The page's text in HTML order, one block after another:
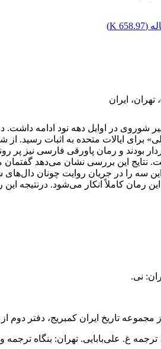
(
658.97 K
)
ایران
شد و تا فروپاشی اتحاد جماهیر شوروی در اوایل
و رمان پاورقی فارسی نیز پر
این بررسی نشان می‌دهد گفتمان
سه را در جریان روایت چونان
رمان کاملاً انکار می‌شود. درنتیجه
نی.
مجموعه تاریخ ایران کمبریج، دفتر دوم
ترجمه غ. علی‌بابایی. تهران: بنگاه